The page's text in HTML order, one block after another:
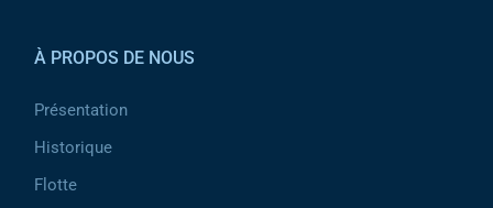
À PROPOS DE NOUS
Présentation
Historique
Flotte